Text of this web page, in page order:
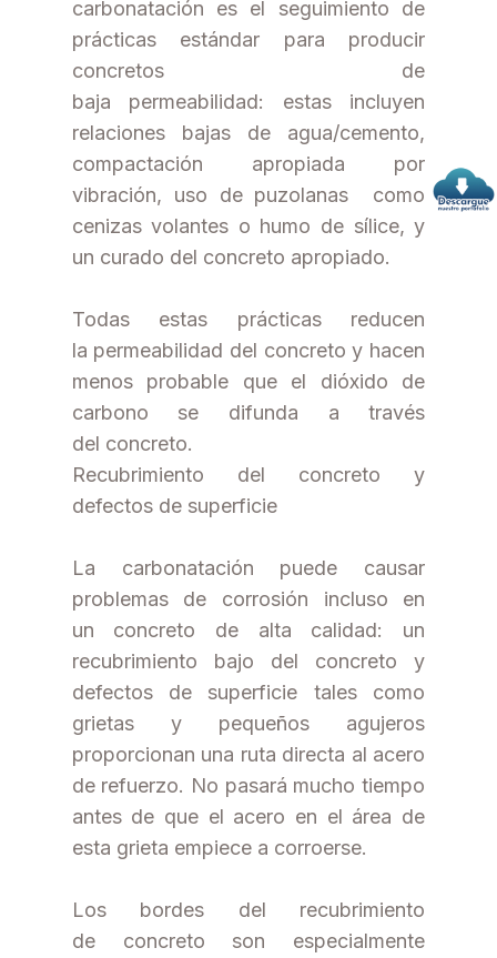
carbonatación es el seguimiento de
prácticas estándar para producir
concretos de
baja permeabilidad: estas incluyen
relaciones bajas de agua/cemento,
compactación apropiada por
vibración, uso de puzolanas como
cenizas volantes o humo de sílice, y
un curado del concreto apropiado.
Todas estas prácticas reducen
la permeabilidad del concreto y hacen
menos probable que el dióxido de
carbono se difunda a través
del concreto.
Recubrimiento del concreto y
defectos de superficie
La carbonatación puede causar
problemas de corrosión incluso en
un concreto de alta calidad: un
recubrimiento bajo del concreto y
defectos de superficie tales como
grietas y pequeños agujeros
proporcionan una ruta directa al acero
de refuerzo. No pasará mucho tiempo
antes de que el acero en el área de
esta grieta empiece a corroerse.
Los bordes del recubrimiento
de concreto son especialmente